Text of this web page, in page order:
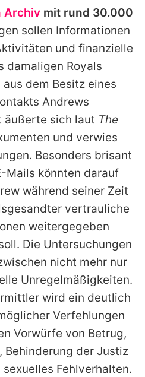
Archiv mit rund 30.000
sollen Informationen
und finanzielle
damaligen Royals
dem Besitz eines
Andrews
äußerte sich laut The
und verwies
Besonders brisant
Mails könnten darauf
während seiner Zeit
vertrauliche
weitergegeben
Die Untersuchungen
nicht mehr nur
Unregelmäßigkeiten.
wird ein deutlich
Verfehlungen
Vorwürfe von Betrug,
Behinderung der Justiz
Fehlverhalten.